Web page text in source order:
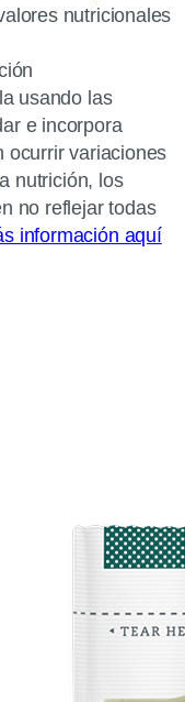
nutricionales
usando las
e incorpora
ocurrir variaciones
nutrición, los
no reflejar todas
información aquí